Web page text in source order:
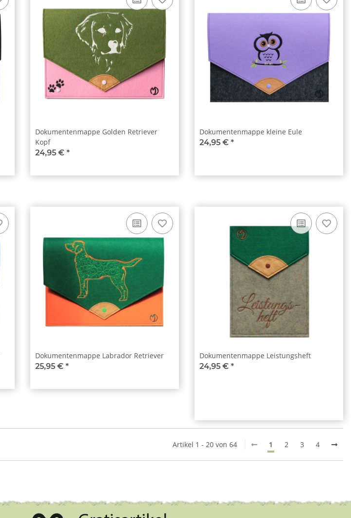
Dokumentenmappe Golden Retriever
Kopf
24,95 € *
Dokumentenmappe kleine Eule
24,95 € *
Dokumentenmappe Labrador Retriever
25,95 € *
Dokumentenmappe Leistungsheft
24,95 € *
Artikel 1 - 20 von 64 1 2 3 4